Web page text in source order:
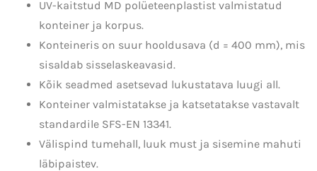
UV-kaitstud MD polüeteenplastist valmistatud
konteiner ja korpus.
Konteineris on suur hooldusava (d = 400 mm), mis
sisaldab sisselaskeavasid.
Kõik seadmed asetsevad lukustatava luugi all.
Konteiner valmistatakse ja katsetatakse vastavalt
standardile SFS-EN 13341.
Välispind tumehall, luuk must ja sisemine mahuti
läbipaistev.